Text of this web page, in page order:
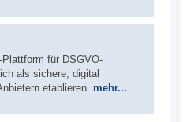
Plattform für DSGVO-
als sichere, digital
etablieren. mehr...